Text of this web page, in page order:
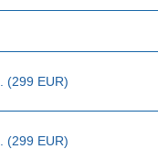
(299 EUR)
(299 EUR)